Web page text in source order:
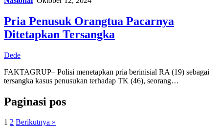
Pria Penusuk Orangtua Pacarnya
Ditetapkan Tersangka
Dede
FAKTAGRUP– Polisi menetapkan pria berinisial RA (19) sebagai
tersangka kasus penusukan terhadap TK (46), seorang…
Paginasi pos
1 2 Berikutnya »